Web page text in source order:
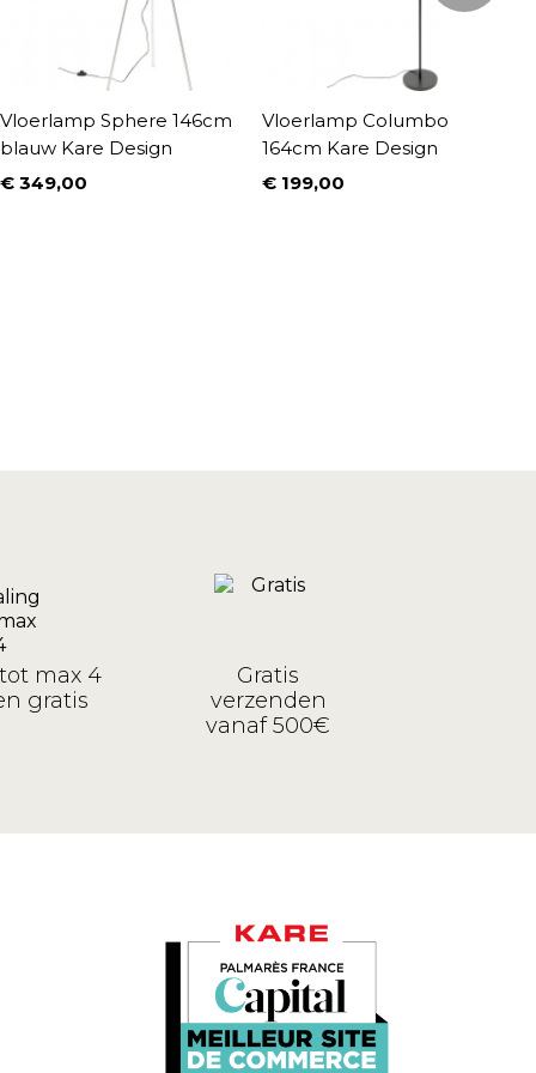
Vloerlamp Sphere 146cm
blauw Kare Design
Prijs
€ 349,00
Vloerlamp Columbo
164cm Kare Design
Prijs
€ 199,00
max 4
gratis
Gratis
verzenden
vanaf 500€